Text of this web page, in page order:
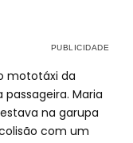
mototáxi da
Maria
na garupa
com um